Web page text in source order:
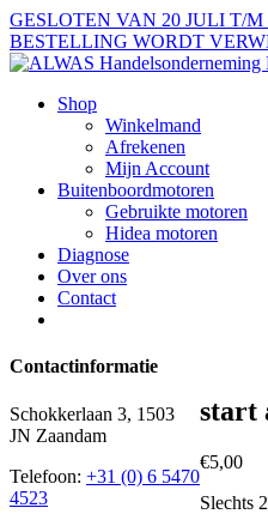
Ga
naar
inhoud
GESLOTEN VAN 20 JULI T/
BESTELLING WORDT
Shop
Winkelmand
Afrekenen
Mijn Account
Buitenboordmotoren
Gebruikte motoren
Hidea motoren
Diagnose
Over ons
Contact
start
€5,00
Slechts
Contactinformatie
Schokkerlaan 3, 1503
JN Zaandam
Telefoon: +31 (0) 6 5470
4523